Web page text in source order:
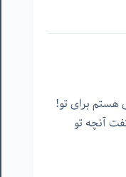
هستم برای تو!
آنچه تو